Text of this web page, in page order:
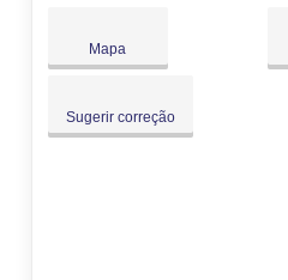
Mapa
Sugerir correção